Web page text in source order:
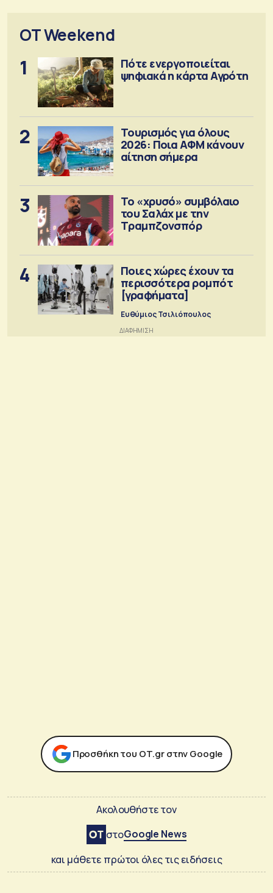
OT Weekend
1
Πότε ενεργοποιείται
ψηφιακά η κάρτα Αγρότη
2
Τουρισμός για όλους
2026: Ποια ΑΦΜ κάνουν
αίτηση σήμερα
3
Το «χρυσό» συμβόλαιο
του Σαλάχ με την
Τραμπζονσπόρ
4
Ποιες χώρες έχουν τα
περισσότερα ρομπότ
[γραφήματα]
Ευθύμιος Τσιλιόπουλος
Προσθήκη του ΟΤ.gr στην Google
Ακολουθήστε τον
στοGoogle News
και μάθετε πρώτοι όλες τις ειδήσεις